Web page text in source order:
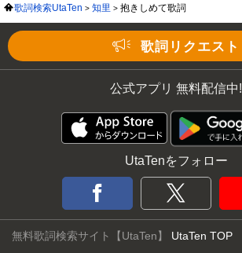
歌詞検索UtaTen 知里 抱きしめて歌詞
歌詞リクエスト
公式アプリ 無料配信中!
UtaTenをフォロー
無料歌詞検索サイト【UtaTen】 UtaTen TOP